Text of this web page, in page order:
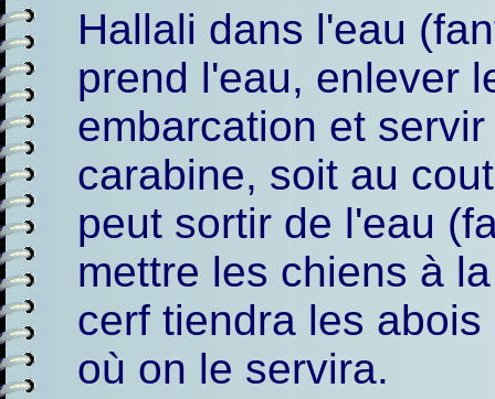
Hallali dans l'eau
prend l'eau, enlever
embarcation et
carabine, soit au
peut sortir de l'eau
mettre les chiens à
cerf tiendra les
où on le servira.